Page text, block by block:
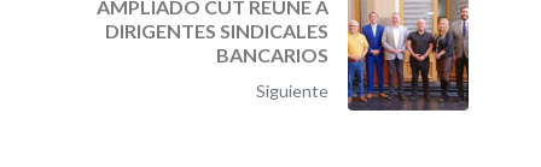
AMPLIADO CUT REÚNE A
DIRIGENTES SINDICALES
BANCARIOS
Siguiente